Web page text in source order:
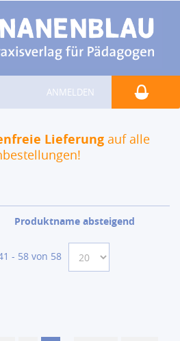
ANMELDEN
Lieferung auf alle
Produktname absteigend
- 58 von 58